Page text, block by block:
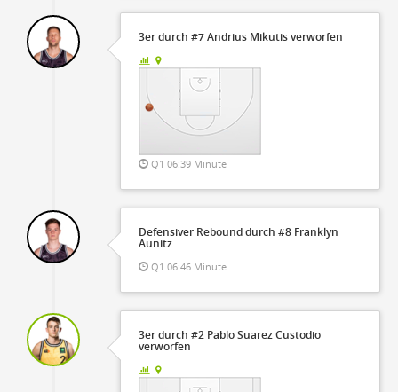
3er durch #7 Andrius Mikutis verworfen
Q1 06:39 Minute
Defensiver Rebound durch #8 Franklyn
Aunitz
Q1 06:46 Minute
3er durch #2 Pablo Suarez Custodio
verworfen